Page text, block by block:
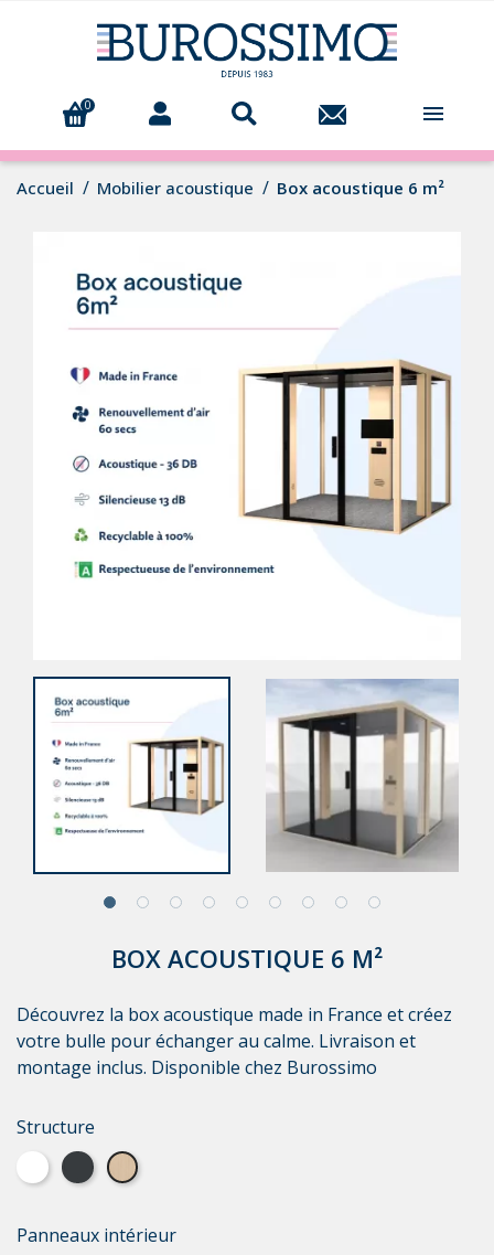
0 
Accueil Mobilier acoustique Box acoustique 6 m²
BOX ACOUSTIQUE 6 M²
Découvrez la box acoustique made in France et créez
votre bulle pour échanger au calme. Livraison et
montage inclus. Disponible chez Burossimo
Structure
Laque blanche
Laque griseBois Vernis
Panneaux intérieur